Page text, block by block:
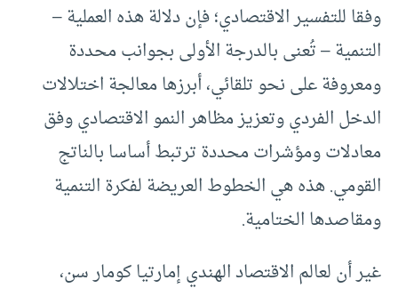
وفقا للتفسير الاقتصادي؛ فإن دلالة هذه العملية –
التنمية – تُعنى بالدرجة الأولى بجوانب محددة
ومعروفة على نحو تلقائي، أبرزها معالجة اختلالات
الدخل الفردي وتعزيز مظاهر النمو الاقتصادي وفق
معادلات ومؤشرات محددة ترتبط أساسا بالناتج
القومي. هذه هي الخطوط العريضة لفكرة التنمية
ومقاصدها الختامية.
غير أن لعالم الاقتصاد الهندي إمارتيا كومار سن،